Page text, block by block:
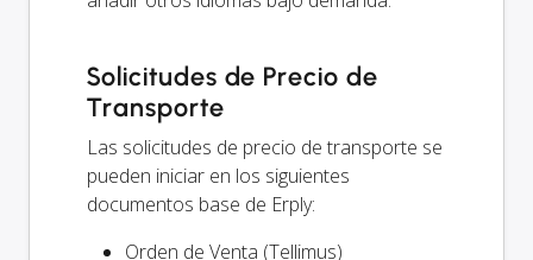
Solicitudes de Precio de
Transporte
Las solicitudes de precio de transporte se
pueden iniciar en los siguientes
documentos base de Erply:
Orden de Venta (Tellimus)